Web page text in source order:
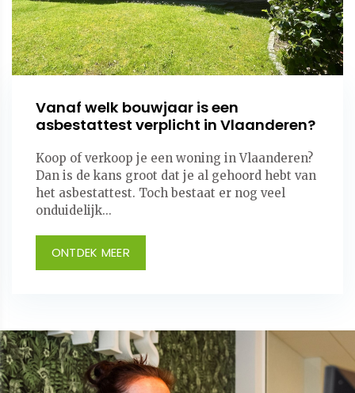
Vanaf welk bouwjaar is een
asbestattest verplicht in Vlaanderen?
Koop of verkoop je een woning in Vlaanderen?
Dan is de kans groot dat je al gehoord hebt van
het asbestattest. Toch bestaat er nog veel
onduidelijk...
ONTDEK MEER